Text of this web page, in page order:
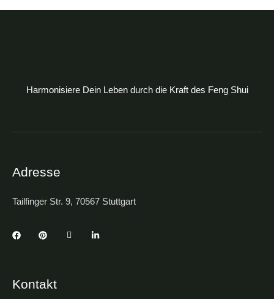
Harmonisiere Dein Leben durch die Kraft des Feng Shui
Adresse
Tailfinger Str. 9, 70567 Stuttgart
Kontakt